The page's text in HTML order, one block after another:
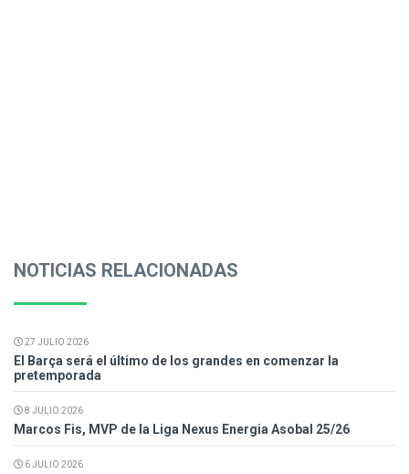
NOTICIAS RELACIONADAS
27 JULIO 2026
El Barça será el último de los grandes en comenzar la
pretemporada
8 JULIO 2026
Marcos Fis, MVP de la Liga Nexus Energia Asobal 25/26
6 JULIO 2026